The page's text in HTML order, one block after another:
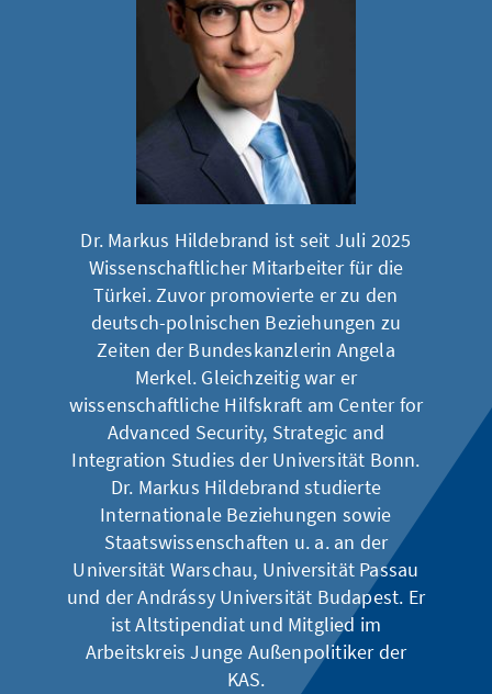
Dr. Markus Hildebrand ist seit Juli 2025
Wissenschaftlicher Mitarbeiter für die
Türkei. Zuvor promovierte er zu den
deutsch-polnischen Beziehungen zu
Zeiten der Bundeskanzlerin Angela
Merkel. Gleichzeitig war er
wissenschaftliche Hilfskraft am Center for
Advanced Security, Strategic and
Integration Studies der Universität Bonn.
Dr. Markus Hildebrand studierte
Internationale Beziehungen sowie
Staatswissenschaften u. a. an der
Universität Warschau, Universität Passau
und der Andrássy Universität Budapest. Er
ist Altstipendiat und Mitglied im
Arbeitskreis Junge Außenpolitiker der
KAS.